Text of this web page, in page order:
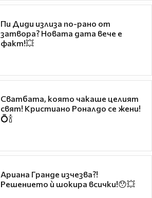
Пи Диди излиза по-рано от
затвора? Новата дата вече е
факт!💥
Сватбата, която чакаше целият
свят! Кристиано Роналдо се жени!
💍🍾
Ариана Гранде изчезва?!
Решението ѝ шокира всички!😯💥